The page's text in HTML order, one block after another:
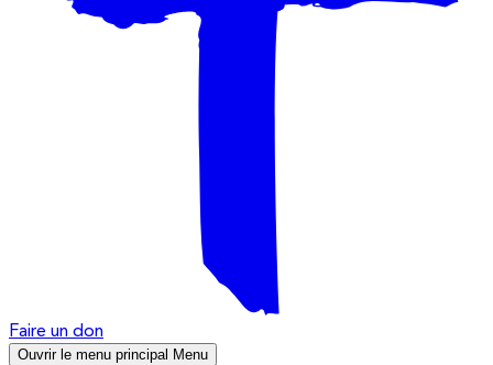
Faire un don
Ouvrir le menu principal Menu